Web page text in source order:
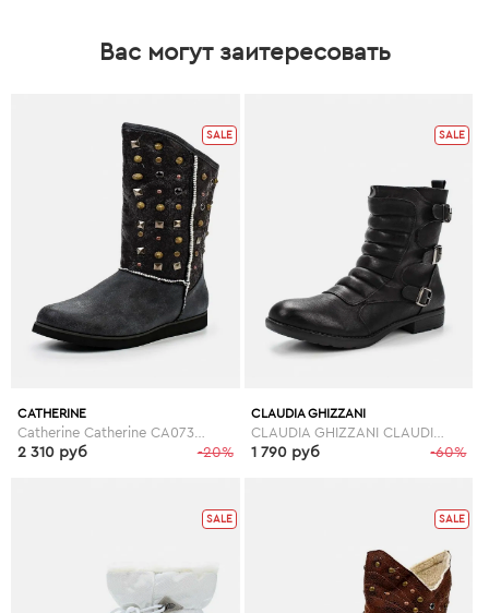
Вас могут заитересовать
SALE
CATHERINE
-20%
2 310 руб
SALE
CLAUDIA GHIZZANI
-60%
1 790 руб
SALE SALE